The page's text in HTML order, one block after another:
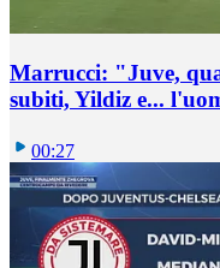
Marrucci: "Juve,
subiti, Yildiz e...
00:27